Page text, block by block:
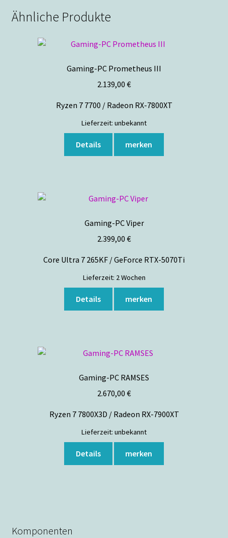
Ähnliche Produkte
Gaming-PC Prometheus III
2.139,00 €
Ryzen 7 7700 / Radeon RX-7800XT
Lieferzeit: unbekannt
Details merken
Gaming-PC Viper
2.399,00 €
Core Ultra 7 265KF / GeForce RTX-5070Ti
Lieferzeit: 2 Wochen
Details
auf.
Optionen
können
Produktseite
werden
merken
Gaming-PC RAMSES
2.670,00 €
Ryzen 7 7800X3D / Radeon RX-7900XT
Lieferzeit: unbekannt
Details merken
Komponenten